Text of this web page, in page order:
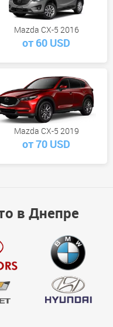
Mazda CX-5 2016
от 60 USD
Mazda CX-5 2019
от 70 USD
в Днепре